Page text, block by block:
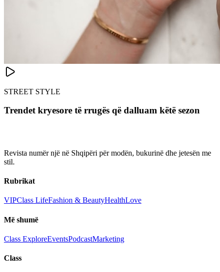
STREET STYLE
Trendet kryesore të rrugës që dalluam këtë sezon
Revista numër një në Shqipëri për modën, bukurinë dhe jetesën me
stil.
Rubrikat
VIPClass LifeFashion & BeautyHealthLove
Më shumë
Class ExploreEventsPodcastMarketing
Class